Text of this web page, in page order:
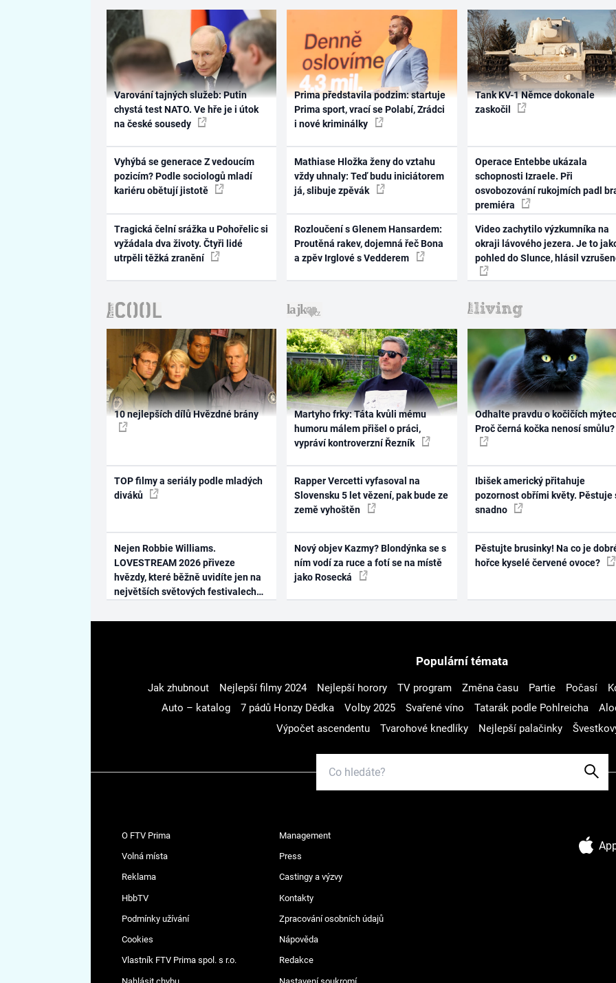
Varování tajných služeb: Putin
chystá test NATO. Ve hře je i útok
na české sousedy
Vyhýbá se generace Z vedoucím
pozicím? Podle sociologů mladí
kariéru obětují jistotě
Tragická čelní srážka u Pohořelic si
vyžádala dva životy. Čtyři lidé
utrpěli těžká zranění
Prima představila podzim: startuje
Prima sport, vrací se Polabí, Zrádci
i nové kriminálky
Mathiase Hložka ženy do vztahu
vždy uhnaly: Teď budu iniciátorem
já, slibuje zpěvák
Rozloučení s Glenem Hansardem:
Proutěná rakev, dojemná řeč Bona
a zpěv Irglové s Vedderem
Tank KV-1 Němce dokonale
zaskočil
Operace Entebbe ukázala
schopnosti Izraele. Při
osvobozování rukojmích padl
premiéra
Video zachytilo výzkumníka na
okraji lávového jezera. Je to
pohled do Slunce, hlásil
10 nejlepších dílů Hvězdné brány
TOP filmy a seriály podle mladých
diváků
Nejen Robbie Williams.
LOVESTREAM 2026 přiveze
hvězdy, které běžně uvidíte jen na
největších světových festivalech
Martyho frky: Táta kvůli mému
humoru málem přišel o práci,
vypráví kontroverzní Řezník
Rapper Vercetti vyfasoval na
Slovensku 5 let vězení, pak bude ze
země vyhoštěn
Nový objev Kazmy? Blondýnka se s
ním vodí za ruce a fotí se na místě
jako Rosecká
Odhalte pravdu o kočičích
Proč černá kočka nenosí smůlu?
Ibišek americký přitahuje
pozornost obřími květy. Pěstuje
snadno
Pěstujte brusinky! Na co je
hořce kyselé červené ovoce?
Populární témata
Jak zhubnout Nejlepší filmy 2024 Nejlepší horory TV program Změna času Partie Počasí
Auto – katalog
7 pádů Honzy Dědka Volby 2025 Svařené víno Tatarák podle Pohlreicha
Výpočet ascendentu
Tvarohové knedlíky Nejlepší palačinky
O FTV Prima Management
Volná místa Press
Reklama Castingy a výzvy
HbbTV Kontakty
Podmínky užívání Zpracování osobních údajů
Cookies Nápověda
Vlastník FTV Prima spol. s r.o. Redakce